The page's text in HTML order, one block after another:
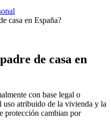
casa en España?
de casa en
con base legal o
atribuido de la vivienda y la
protección cambian por